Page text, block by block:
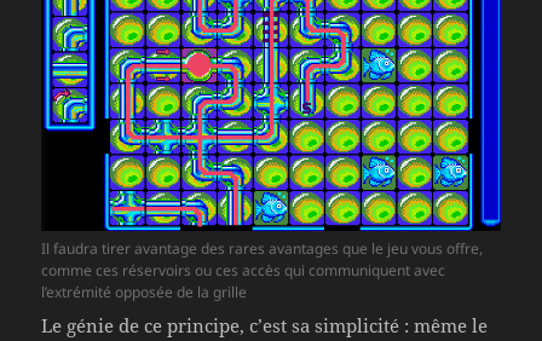
Il faudra tirer avantage des rares avantages que le jeu vous offre,
comme ces réservoirs ou ces accès qui communiquent avec
l’extrémité opposée de la grille
Le génie de ce principe, c’est sa simplicité : même le